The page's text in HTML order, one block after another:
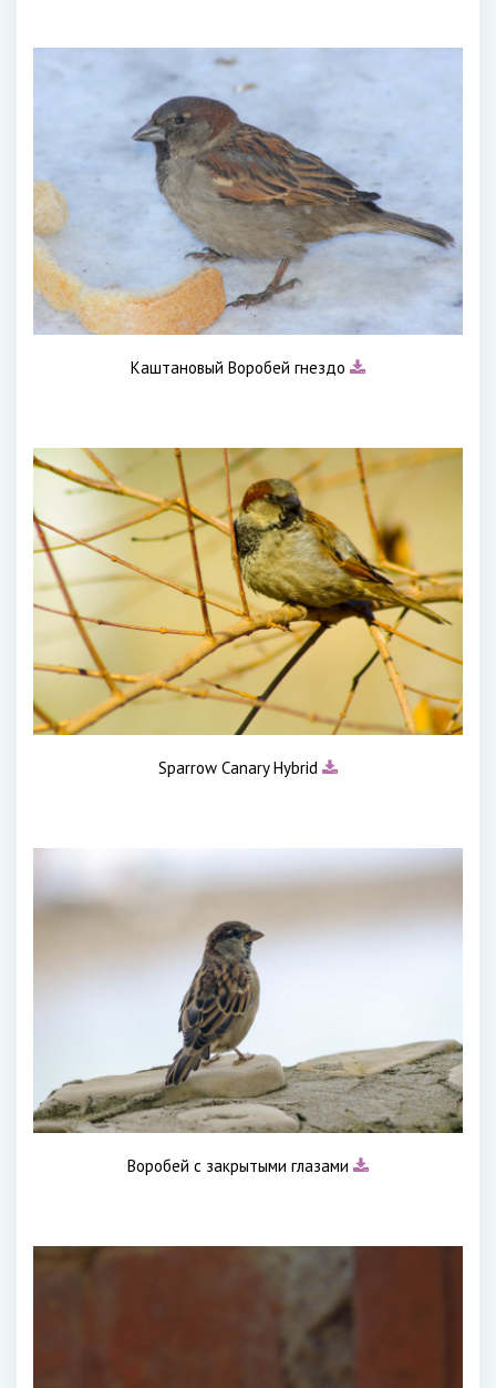
Каштановый Воробей гнездо
Sparrow Canary Hybrid
Воробей с закрытыми глазами